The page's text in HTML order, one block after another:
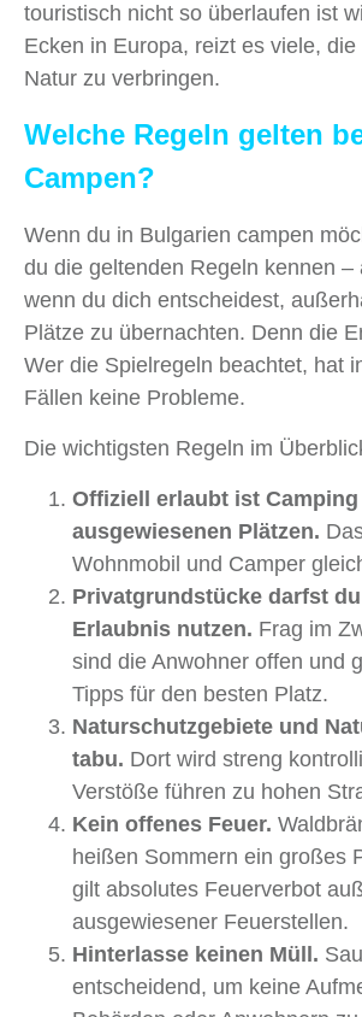
touristisch nicht so überlaufen ist
Ecken in Europa, reizt es viele,
Natur zu verbringen.
Welche Regeln gelten
Campen?
Wenn du in Bulgarien campen
du die geltenden Regeln kennen –
wenn du dich entscheidest,
Plätze zu übernachten. Denn die
Wer die Spielregeln beachtet, hat
Fällen keine Probleme.
Die wichtigsten Regeln im
Offiziell erlaubt ist
ausgewiesenen Plätzen.
Wohnmobil und Camper
Privatgrundstücke darfst
Erlaubnis nutzen. Frag im
sind die Anwohner offen und
Tipps für den besten Platz.
Naturschutzgebiete und
tabu. Dort wird streng
Verstöße führen zu hohen
Kein offenes Feuer.
heißen Sommern ein großes
gilt absolutes Feuerverbot
ausgewiesener Feuerstellen.
Hinterlasse keinen Müll.
entscheidend, um keine